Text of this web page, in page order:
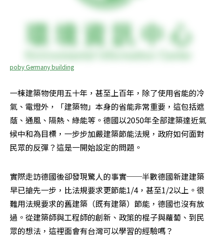
poby Germany building
一棟建築物使用五十年，甚至上百年，除了使用省能的冷
氣、電燈外，「建築物」本身的省能非常重要，這包括遮
蔭、通風、隔熱、綠能等。德國以2050年全部建築達近氣
候中和為目標，一步步加嚴建築節能法規，政府如何面對
民眾的反彈？這是一開始設定的問題。
實際走訪德國後卻發現驚人的事實──半數德國新建建築
早已搶先一步，比法規要求更節能1/4，甚至1/2以上。很
難用法規要求的舊建築（既有建築）節能，德國也沒有放
過。從建築師與工程師的創新、政策的棍子與蘿蔔、到民
眾的想法，這裡面會有台灣可以學習的經驗嗎？